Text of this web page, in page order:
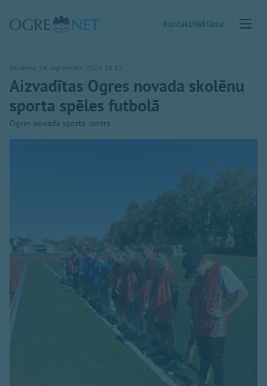
KontaktiReklāma
Otrdiena, 24. septembris, 2024 10:12
Aizvadītas Ogres novada skolēnu
sporta spēles futbolā
Ogres novada sporta centrs